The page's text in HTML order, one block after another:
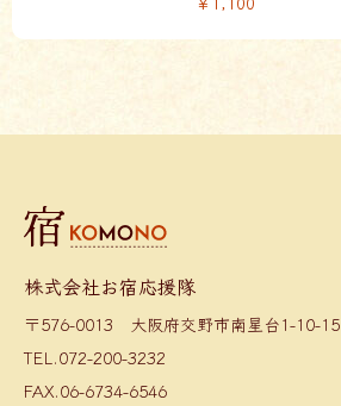
株式会社お宿応援隊
〒576-0013 大阪府交野市南星台1-10-15
TEL.072-200-3232
FAX.06-6734-6546